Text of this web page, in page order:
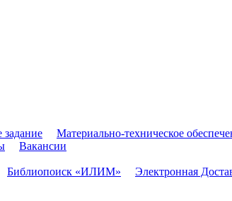
Материально-техническое
Вакансии
Библиопоиск «ИЛИМ» Электронная